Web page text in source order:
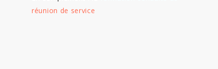
réunion de service